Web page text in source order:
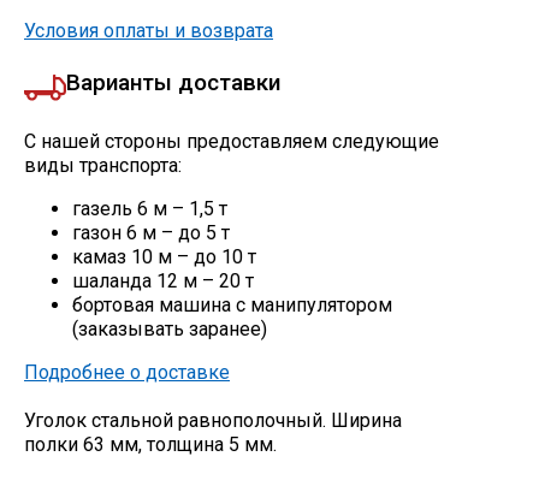
Условия оплаты и возврата
Варианты доставки
С нашей стороны предоставляем следующие
виды транспорта:
газель 6 м – 1,5 т
газон 6 м – до 5 т
камаз 10 м – до 10 т
шаланда 12 м – 20 т
бортовая машина с манипулятором
(заказывать заранее)
Подробнее о доставке
Уголок стальной равнополочный. Ширина
полки 63 мм, толщина 5 мм.